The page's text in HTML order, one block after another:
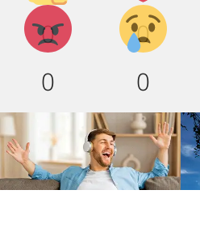
0 0
Агрессия!
0
Грусть
:(
0